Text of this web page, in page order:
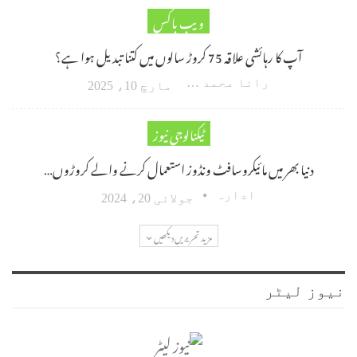
ویب باکس
آپ کا رہائشی علاقہ 75 کروڑ سالوں میں کتنا تبدیل ہوا ہے؟
رانا محمد امین اکبر مارچ 10، 2025
ٹیکنالوجی نیوز
دنیا بھر میں مائیکروسافٹ ونڈوز استعمال کرنے والے کروڑوں…
ادارہ جولائی 20، 2024
مزید تحریریں دیکھیں
نیوز لیٹر